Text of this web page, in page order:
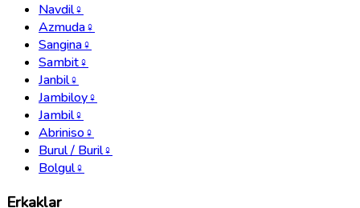
Navdil♀
Azmuda♀
Sangina♀
Sambit♀
Janbil♀
Jambiloy♀
Jambil♀
Abriniso♀
Burul / Buril♀
Bolgul♀
Erkaklar